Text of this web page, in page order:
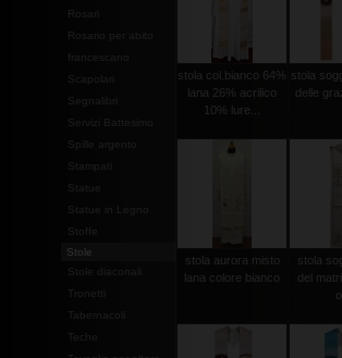
Rosari
Rosario per abito
francescano
Scapolari
Segnalibri
Servizi Battesimo
Spille argento
Stampati
Statue
Statue in Legno
Stoffe
Stole
Stole diaconali
Tabernacoli
stola col.bianco 64%
lana 26% acrilico
10% lure...
stola
delle
stola aurora misto
lana colore bianco
stola
del